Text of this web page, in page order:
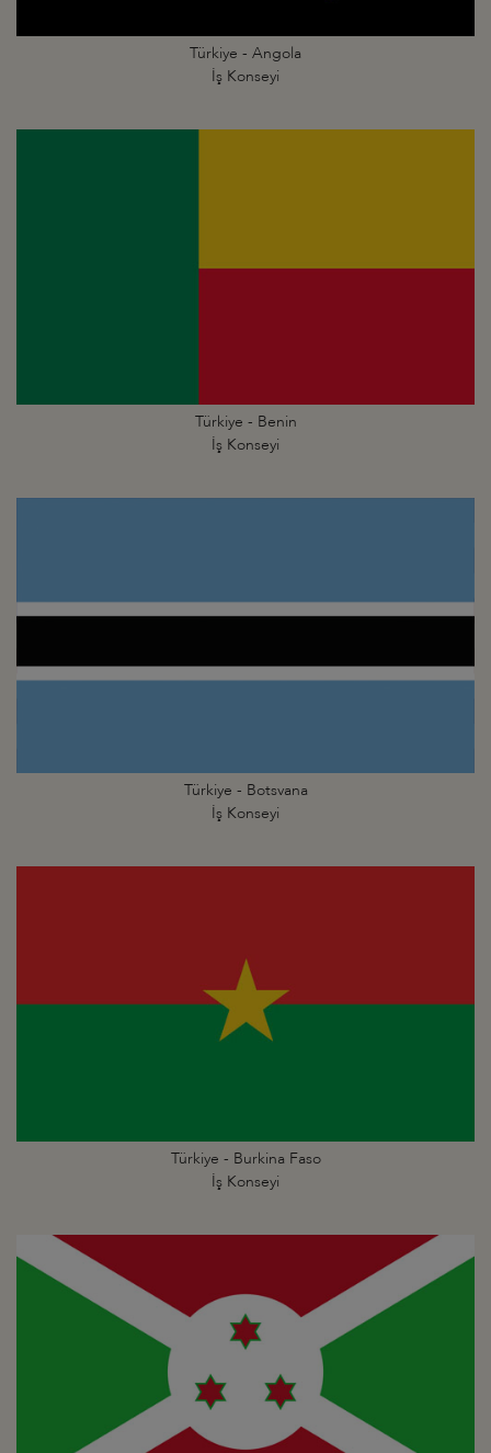
Türkiye - Angola
İş Konseyi
Türkiye - Benin
İş Konseyi
Türkiye - Botsvana
İş Konseyi
Türkiye - Burkina Faso
İş Konseyi